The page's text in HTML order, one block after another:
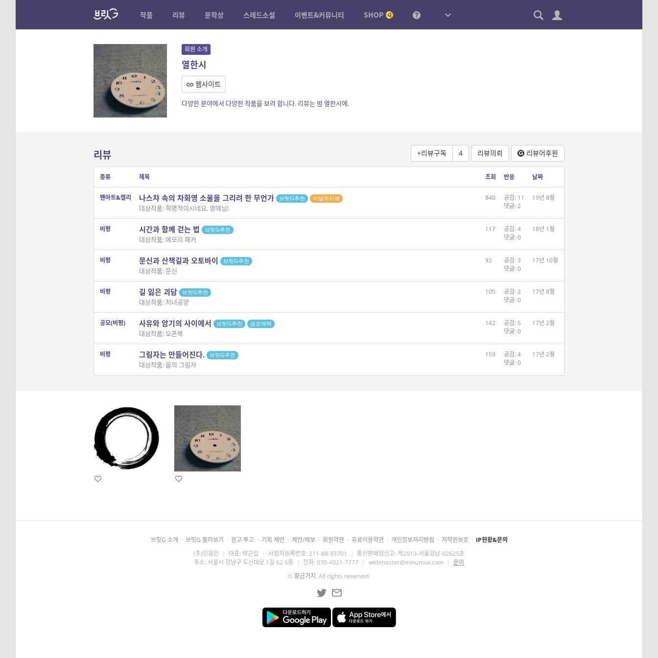
작품 리뷰 문학상 스레드소설 이벤트&커뮤니티 SHOP
회원 소개
열한시
웹사이트
다양한 분야에서 다양한 작품을 보려 합니다. 리뷰는 밤 열한시에.
리뷰 +리뷰구독 4 리뷰의뢰 리뷰어후원
종류 제목 조회 반응 날짜
팬아트&캘리 나스챠 속의 차화영 소울을 그리려 한 무언가 브릿G추천 이달의리뷰
대상작품: 혁명적이시네요, 영애님!
840
공감: 11
댓글: 2
19년 8월
비평 시간과 함께 걷는 법 브릿G추천
대상작품: 메모리 해커
117
공감: 4
댓글: 0
18년 1월
비평 문신과 산책길과 오토바이 브릿G추천
대상작품: 문신
92
공감: 3
댓글: 0
17년 10월
비평 길 잃은 괴담 브릿G추천
대상작품: 처녀공양
105
공감: 2
댓글: 0
17년 8월
공모(비평) 사유와 암기의 사이에서 브릿G추천 공모채택
대상작품: 오픈북
142
공감: 5
댓글: 0
17년 2월
비평 그림자는 만들어진다. 브릿G추천
대상작품: 을의 그림자
153
공감: 4
댓글: 0
17년 2월
브릿G 소개 · 브릿G 둘러보기 · 원고 투고 · 기획 제안 · 제안/제보 · 회원약관 · 유료이용약관 · 개인정보처리방침 · 저작권보호 · IP현황&문의
(주)민음인 | 대표: 박근섭 | 사업자등록번호: 211-88-33701 | 통신판매업신고: 제2013-서울강남-02625호
주소: 서울시 강남구 도산대로 1길 62 5층 | 전화: 070-4021-7777 | webmaster@minumsa.com | 문의
©황금가지 . All rights reserved.